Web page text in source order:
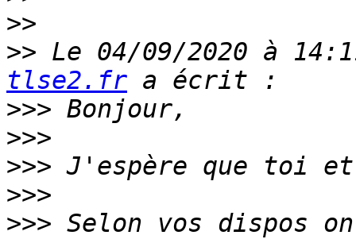
>>
>> Le 04/09/2020 à
tlse2.fr
>>>
>>>
>>>
>>>
>>> Selon vos dispos